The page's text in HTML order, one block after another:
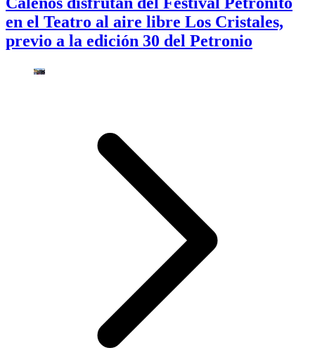
en el Teatro al aire libre Los Cristales,
previo a la edición 30 del Petronio